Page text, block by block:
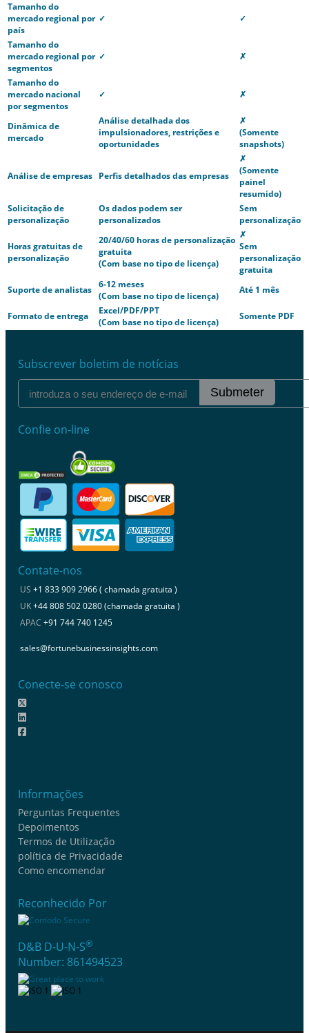
Tamanho do
mercado regional por
país
✓ ✓
Tamanho do
mercado regional por
segmentos
✓ ✗
Tamanho do
mercado nacional
por segmentos
✓ ✗
Dinâmica de
mercado
Análise detalhada dos
impulsionadores, restrições e
oportunidades
✗
(Somente
snapshots)
Análise de empresas Perfis detalhados das empresas
✗
(Somente
painel
resumido)
Solicitação de
personalização
Os dados podem ser
personalizados
Sem
personalização
Horas gratuitas de
personalização
20/40/60 horas de personalização
gratuita
(Com base no tipo de licença)
✗
Sem
personalização
gratuita
Suporte de analistas 6-12 meses
(Com base no tipo de licença)
Até 1 mês
Formato de entrega
Excel/PDF/PPT
(Com base no tipo de licença)
Somente PDF
Subscrever boletim de notícias
Submeter
Confie on-line
Contate-nos
US +1 833 909 2966 ( chamada gratuita )
UK+44 808 502 0280 (chamada gratuita )
APAC +91 744 740 1245
sales@fortunebusinessinsights.com
Conecte-se conosco
Informações
Perguntas Frequentes
Depoimentos
Termos de Utilização
política de Privacidade
Como encomendar
Reconhecido Por
D&B D-U-N-S®
Number: 861494523